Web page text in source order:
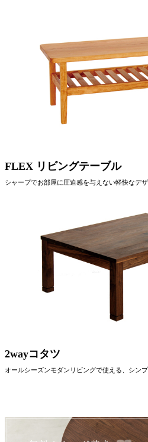
FLEX リビングテーブル
シャープでお部屋に圧迫感を与えない軽快なデ
2wayコタツ
オールシーズンモダンリビングで使える、シン